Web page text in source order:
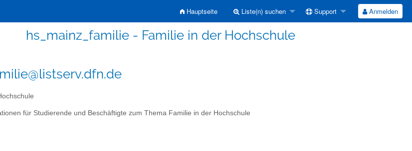
Hauptseite Liste(n) suchen Support Anmelden
hs_mainz_familie - Familie in der Hochschule
für Studierende und Beschäftigte zum Thema Familie in der Hochschule